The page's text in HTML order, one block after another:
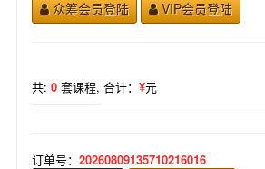
众筹会员登陆 VIP会员登陆
共: 0 套课程, 合计： ¥元
订单号： 20260809135710216016